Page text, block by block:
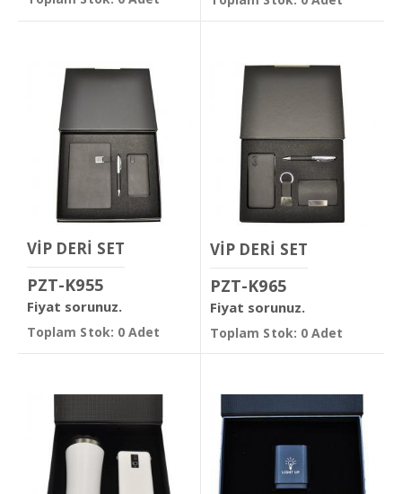
VİP DERİ SET
PZT-K955
Fiyat sorunuz.
Toplam Stok: 0 Adet
VİP DERİ SET
PZT-K965
Fiyat sorunuz.
Toplam Stok: 0 Adet